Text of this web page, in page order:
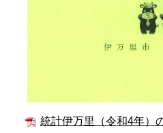
統計伊万里（令和4年）